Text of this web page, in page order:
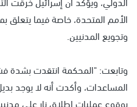
الأمم المتحدة، خاصة فيما يتعلق
وتجويع المدنيين.
وتابعت: "المحكمة انتقدت بشدة
المساعدات، وأكدت أنه لا يوجد
بوقوع عمليات إطلاق نار على